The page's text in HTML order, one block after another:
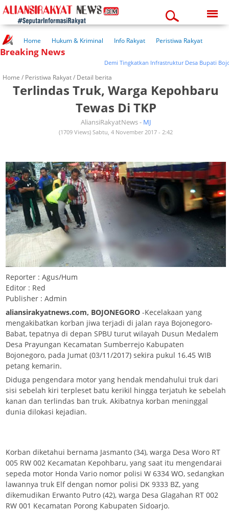
08:57:18 pm
Home Hukum & Kriminal Info Rakyat
Peristiwa Rakyat
Kuliner Rakyat
Wisata Rakyat
Breaking News
Demi Tingkatkan Infrastruktur Desa Bupati
Home / Peristiwa Rakyat/ Detail berita
Terlindas Truk, Warga Kepohbaru
Tewas Di TKP
AliansiRakyatNews - MJ
(1709 Views) Sabtu, 4 November 2017 - 2:42
Reporter : Agus/Hum
Editor : Red
Publisher : Admin
aliansirakyatnews.com, BOJONEGORO -Kecelakaan yang
mengakibatkan korban jiwa terjadi di jalan raya Bojonegoro-
Babat, tepatnya di depan SPBU turut wilayah Dusun Medalem
Desa Prayungan Kecamatan Sumberrejo Kabupaten
Bojonegoro, pada Jumat (03/11/2017) sekira pukul 16.45 WIB
petang kemarin.
Diduga pengendara motor yang hendak mendahului truk dari
sisi sebelah kiri terpleset batu kerikil hingga terjatuh ke sebelah
kanan dan terlindas ban truk. Akibatnya korban meninggal
dunia dilokasi kejadian.
Korban diketahui bernama Jasmanto (34), warga Desa Woro RT
005 RW 002 Kecamatan Kepohbaru, yang saat itu mengendarai
sepeda motor Honda Vario nomor polisi W 6334 WO, sedangkan
lawannya truk Elf dengan nomor polisi DK 9333 BZ, yang
dikemudikan Erwanto Putro (42), warga Desa Glagahan RT 002
RW 001 Kecamatan Porong Kabupaten Sidoarjo.